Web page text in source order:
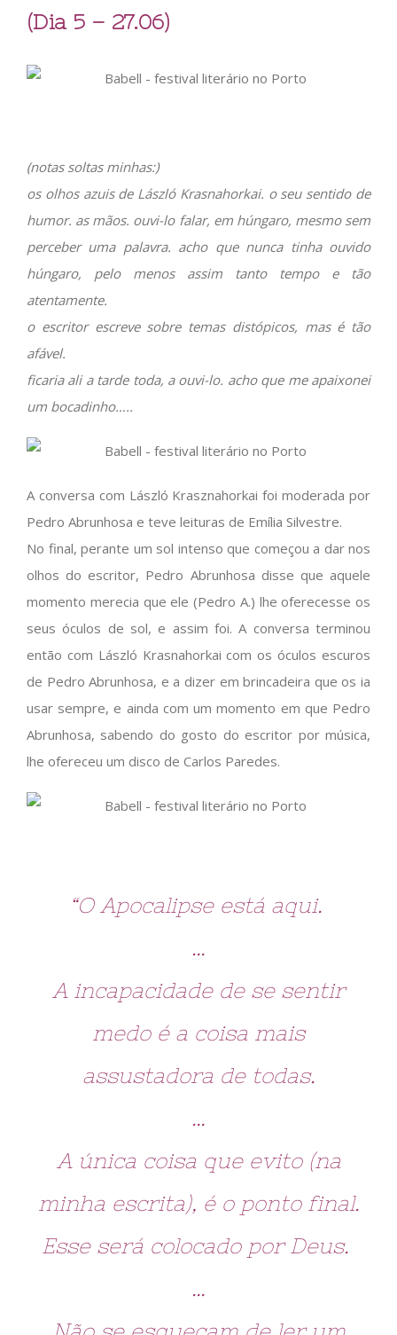
(Dia 5 – 27.06)
(notas soltas minhas:)
os olhos azuis de László Krasnahorkai. o seu sentido de
humor. as mãos. ouvi-lo falar, em húngaro, mesmo sem
perceber uma palavra. acho que nunca tinha ouvido
húngaro, pelo menos assim tanto tempo e tão
atentamente.
o escritor escreve sobre temas distópicos, mas é tão
afável.
ficaria ali a tarde toda, a ouvi-lo. acho que me apaixonei
um bocadinho…..
A conversa com László Krasznahorkai foi moderada por
Pedro Abrunhosa e teve leituras de Emília Silvestre.
No final, perante um sol intenso que começou a dar nos
olhos do escritor, Pedro Abrunhosa disse que aquele
momento merecia que ele (Pedro A.) lhe oferecesse os
seus óculos de sol, e assim foi. A conversa terminou
então com László Krasnahorkai com os óculos escuros
de Pedro Abrunhosa, e a dizer em brincadeira que os ia
usar sempre, e ainda com um momento em que Pedro
Abrunhosa, sabendo do gosto do escritor por música,
lhe ofereceu um disco de Carlos Paredes.
“O Apocalipse está aqui.
…
A incapacidade de se sentir
medo é a coisa mais
assustadora de todas.
…
A única coisa que evito (na
minha escrita), é o ponto final.
Esse será colocado por Deus.
…